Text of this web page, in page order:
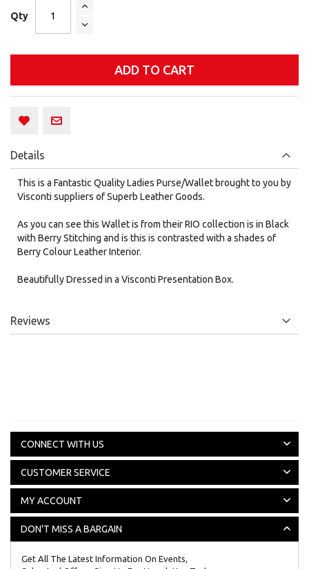
Qty
ADD TO CART
Details
This is a Fantastic Quality Ladies Purse/Wallet brought to you by
Visconti suppliers of Superb Leather Goods.
As you can see this Wallet is from their RIO collection is in Black
with Berry Stitching and is this is contrasted with a shades of
Berry Colour Leather Interior.
Beautifully Dressed in a Visconti Presentation Box.
Reviews
CONNECT WITH US
CUSTOMER SERVICE
MY ACCOUNT
DON'T MISS A BARGAIN
Get All The Latest Information On Events,